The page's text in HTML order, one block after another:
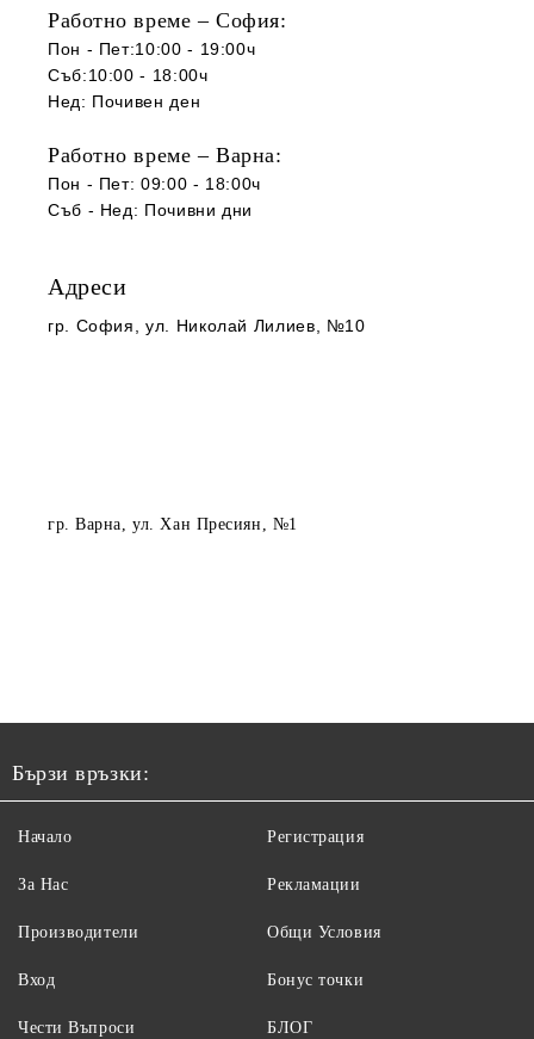
Работно време – София:
Пон - Пет:10:00 - 19:00ч
Съб:10:00 - 18:00ч
Нед: Почивен ден
Работно време – Варна:
Пон - Пет: 09:00 - 18:00ч
Съб - Нед: Почивни дни
Адреси
гр. София , ул. Николай Лилиев, №10
гр. Варна, ул. Хан Пресиян, №1
Бързи връзки:
Начало
За Нас
Производители
Вход
Регистрация
Рекламации
Общи Условия
Бонус точки
Чести Въпроси БЛОГ